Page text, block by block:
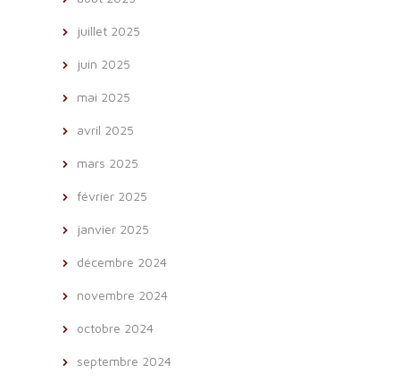
juillet 2025
juin 2025
mai 2025
avril 2025
mars 2025
février 2025
janvier 2025
décembre 2024
novembre 2024
octobre 2024
septembre 2024